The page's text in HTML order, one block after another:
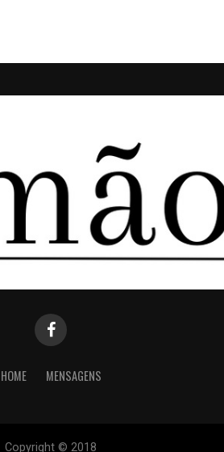
HOME MENSAGENS
Copyright © 2018